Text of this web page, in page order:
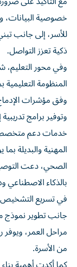
خصوصية البيانات،
للأسر، إلى جانب
ذكية تعزز التواصل.
وفي محور
المنظومة
وفق مؤشرات
وتوفير برامج
خدمات دعم
المهنية والبديلة
الصحي، دعت
بالذكاء الاصطناعي
في تسريع
جانب تطوير نموذج
مراحل العمر،
من الأسرة.